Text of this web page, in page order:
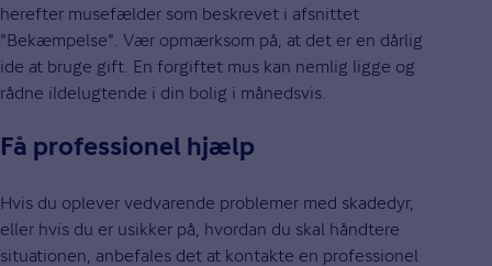
herefter musefælder som beskrevet i afsnittet
"Bekæmpelse". Vær opmærksom på, at det er en dårlig
ide at bruge gift. En forgiftet mus kan nemlig ligge og
rådne ildelugtende i din bolig i månedsvis.
Få professionel hjælp
Hvis du oplever vedvarende problemer med skadedyr,
eller hvis du er usikker på, hvordan du skal håndtere
situationen, anbefales det at kontakte en professionel